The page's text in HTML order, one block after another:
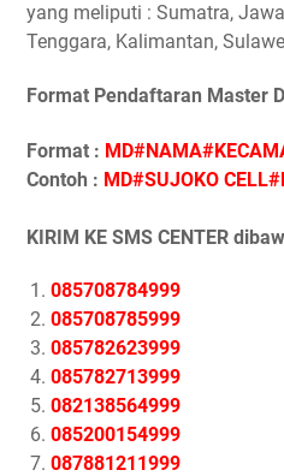
yang meliputi : Sumatra,
Tenggara, Kalimantan,
Format Pendaftaran Master
Format :
Contoh : MD#SUJOKO
KIRIM KE SMS CENTER
085708784999
085708785999
085782623999
085782713999
082138564999
085200154999
087881211999